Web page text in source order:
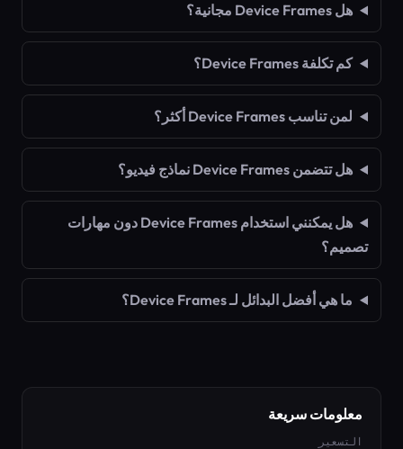
هل Device Frames مجانية؟
كم تكلفة Device Frames؟
لمن تناسب Device Frames أكثر؟
هل تتضمن Device Frames نماذج فيديو؟
هل يمكنني استخدام Device Frames دون مهارات
تصميم؟
ما هي أفضل البدائل لـ Device Frames؟
معلومات سريعة
التسعير